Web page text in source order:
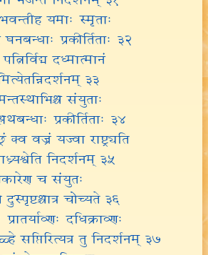
यमाः स्मृताः
प्रकीर्तिताः ३२
दध्मात्मानं
३३
संयुताः
प्रकीर्तिताः ३४
वज्रं यज्वा राष्ट्र्यति
निदर्शनम् ३५
च संयुतः
चोच्यते ३६
दधिक्राव्णः
सप्तिरित्यत्र तु निदर्शनम् ३७